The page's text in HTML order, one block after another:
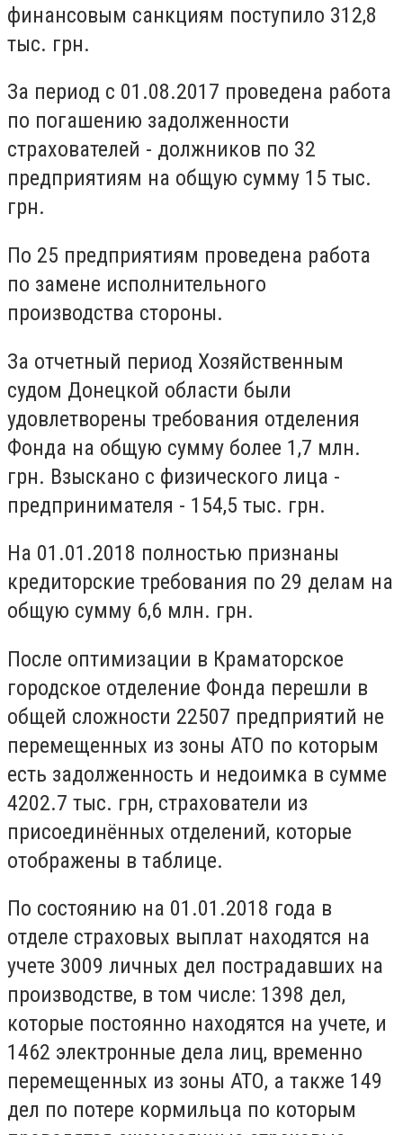
финансовым санкциям поступило 312,8
тыс. грн.
За период с 01.08.2017 проведена работа
по погашению задолженности
страхователей - должников по 32
предприятиям на общую сумму 15 тыс.
грн.
По 25 предприятиям проведена работа
по замене исполнительного
производства стороны.
За отчетный период Хозяйственным
судом Донецкой области были
удовлетворены требования отделения
Фонда на общую сумму более 1,7 млн.
грн. Взыскано с физического лица -
предпринимателя - 154,5 тыс. грн.
На 01.01.2018 полностью признаны
кредиторские требования по 29 делам на
общую сумму 6,6 млн. грн.
После оптимизации в Краматорское
городское отделение Фонда перешли в
общей сложности 22507 предприятий не
перемещенных из зоны АТО по которым
есть задолженность и недоимка в сумме
4202.7 тыс. грн, страхователи из
присоединённых отделений, которые
отображены в таблице.
По состоянию на 01.01.2018 года в
отделе страховых выплат находятся на
учете 3009 личных дел пострадавших на
производстве, в том числе: 1398 дел,
которые постоянно находятся на учете, и
1462 электронные дела лиц, временно
перемещенных из зоны АТО, а также 149
дел по потере кормильца по которым